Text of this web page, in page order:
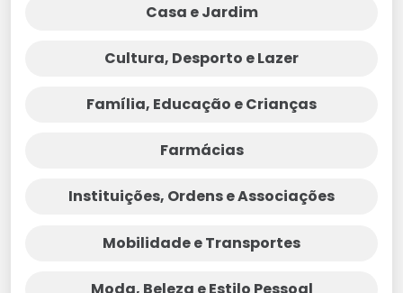
Casa e Jardim
Cultura, Desporto e Lazer
Família, Educação e Crianças
Farmácias
Instituições, Ordens e Associações
Mobilidade e Transportes
Moda, Beleza e Estilo Pessoal